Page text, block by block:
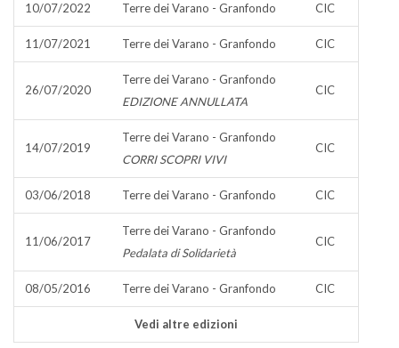
10/07/2022 Terre dei Varano - Granfondo CIC
11/07/2021 Terre dei Varano - Granfondo CIC
26/07/2020
Terre dei Varano - Granfondo
EDIZIONE ANNULLATA
CIC
14/07/2019
Terre dei Varano - Granfondo
CORRI SCOPRI VIVI
CIC
03/06/2018 Terre dei Varano - Granfondo CIC
11/06/2017
Terre dei Varano - Granfondo
Pedalata di Solidarietà
CIC
08/05/2016 Terre dei Varano - Granfondo CIC
Vedi altre edizioni